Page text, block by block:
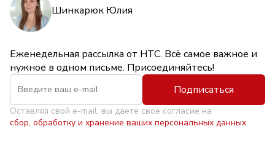
Шинкарюк Юлия
Еженедельная рассылка от НТС. Всё самое важное и
нужное в одном письме. Присоединяйтесь!
Подписаться
Оставляя свой e-mail, вы даете свое согласие на
сбор, обработку и хранение ваших персональных данных